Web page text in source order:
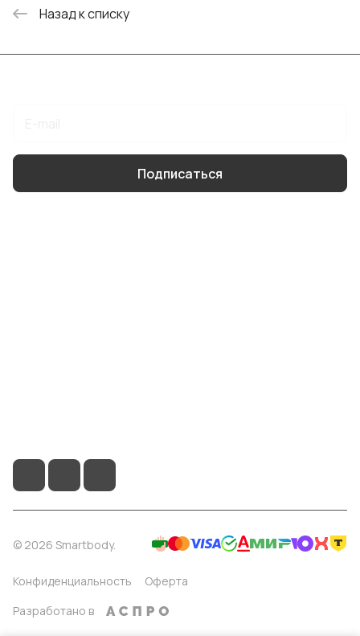
Назад к списку
Подписаться
© 2026 Smartbody.
Конфиденциальность
Оферта
Разработано в